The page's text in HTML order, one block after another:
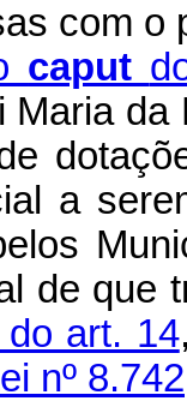
com
caput
Maria da
a
de que
do art. 14
nº